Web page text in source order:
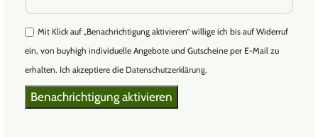
Mit Klick auf „Benachrichtigung aktivieren“ willige ich bis auf Widerruf
ein, von buyhigh individuelle Angebote und Gutscheine per E-Mail zu
erhalten. Ich akzeptiere die Datenschutzerklärung.